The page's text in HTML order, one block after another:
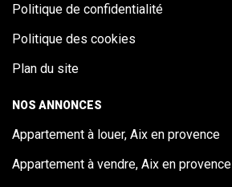
Politique de confidentialité
Politique des cookies
Plan du site
NOS ANNONCES
Appartement à louer, Aix en provence
Appartement à vendre, Aix en provence